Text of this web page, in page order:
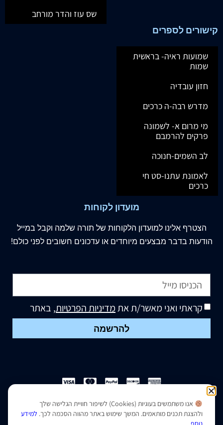
שס עוז והדר מורחב
קישורים לספרים
שמועות ראיה- בראשית
שמות
חזון עובדיה
מדרש רבה-ה כרכים
מי מרום א- לשמונה
פרקים להרמבם
לב השמים-חנוכה
לאמונת עתנו-סט חי
כרכים
מועדון לקוחות
הצטרף אלינו למועדון הלקוחות של תורה שלמה וקבל במייל
הודעות בדבר מבצעים מיוחדים או עדכונים חשובים לפני כולם!
קראתי ואני מאשר/ת אתמדיניות הפרטיות, באתר
להרשמה
הצהרת נגישות|מדיניות פרטיות
אנו משתמשים בעוגיות (Cookies) לשיפור חוויית הגלישה שלך
ולהצגת תכנים מותאמים. המשך שימוש באתר מהווה הסכמה לכך. למידע